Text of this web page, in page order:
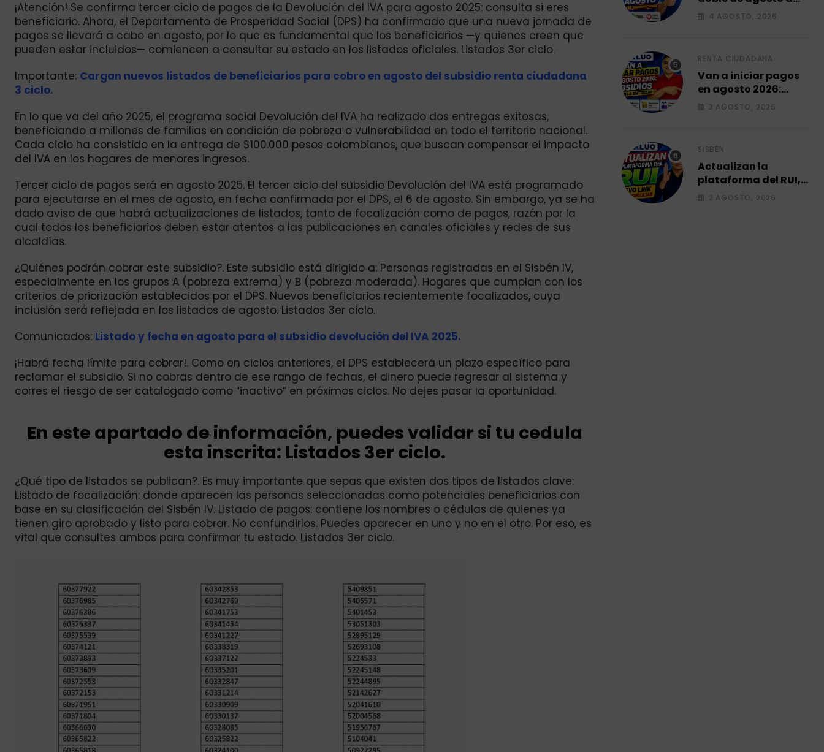
¡Atención! Se confirma tercer ciclo de pagos de la Devolución del IVA para agosto 2025: consulta si eres
beneficiario. Ahora, el Departamento de Prosperidad Social (DPS) ha confirmado que una nueva jornada de
pagos se llevará a cabo en agosto, por lo que es fundamental que los beneficiarios —y quienes creen que
pueden estar incluidos— comiencen a consultar su estado en los listados oficiales. Listados 3er ciclo.
Importante: Cargan nuevos listados de beneficiarios para cobro en agosto del subsidio renta ciudadana
3 ciclo.
En lo que va del año 2025, el programa social Devolución del IVA ha realizado dos entregas exitosas,
beneficiando a millones de familias en condición de pobreza o vulnerabilidad en todo el territorio nacional.
Cada ciclo ha consistido en la entrega de $100.000 pesos colombianos, que buscan compensar el impacto
del IVA en los hogares de menores ingresos.
Tercer ciclo de pagos será en agosto 2025. El tercer ciclo del subsidio Devolución del IVA está programado
para ejecutarse en el mes de agosto, en fecha confirmada por el DPS, el 6 de agosto. Sin embargo, ya se ha
dado aviso de que habrá actualizaciones de listados, tanto de focalización como de pagos, razón por la
cual todos los beneficiarios deben estar atentos a las publicaciones en canales oficiales y redes de sus
alcaldías.
¿Quiénes podrán cobrar este subsidio?. Este subsidio está dirigido a: Personas registradas en el Sisbén IV,
especialmente en los grupos A (pobreza extrema) y B (pobreza moderada). Hogares que cumplan con los
criterios de priorización establecidos por el DPS. Nuevos beneficiarios recientemente focalizados, cuya
inclusión será reflejada en los listados de agosto. Listados 3er ciclo.
Comunicados: Listado y fecha en agosto para el subsidio devolución del IVA 2025.
¡Habrá fecha límite para cobrar!. Como en ciclos anteriores, el DPS establecerá un plazo específico para
reclamar el subsidio. Si no cobras dentro de ese rango de fechas, el dinero puede regresar al sistema y
corres el riesgo de ser catalogado como “inactivo” en próximos ciclos. No dejes pasar la oportunidad.
En este apartado de información, puedes validar si tu cedula
esta inscrita: Listados 3er ciclo.
¿Qué tipo de listados se publican?. Es muy importante que sepas que existen dos tipos de listados clave:
Listado de focalización: donde aparecen las personas seleccionadas como potenciales beneficiarios con
base en su clasificación del Sisbén IV. Listado de pagos: contiene los nombres o cédulas de quienes ya
tienen giro aprobado y listo para cobrar. No confundirlos. Puedes aparecer en uno y no en el otro. Por eso, es
vital que consultes ambos para confirmar tu estado. Listados 3er ciclo.
familias
4 AGOSTO, 2026
RENTA CIUDADANA
Van a iniciar pagos
en agosto 2026:
subsidios que van a
3 AGOSTO, 2026
SISBÉN
Actualizan la
plataforma del RUI,
Link para consultar
2 AGOSTO, 2026